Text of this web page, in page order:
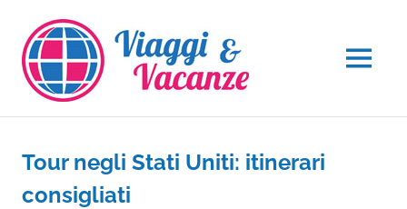
contenuto
MENU
Tour negli Stati Uniti: itinerari
consigliati